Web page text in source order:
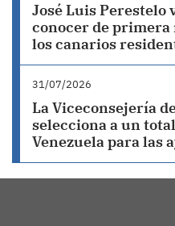
José Luis Perestelo
conocer de primera
los canarios
31/07/2026
La Viceconsejería
selecciona a un
Venezuela para las